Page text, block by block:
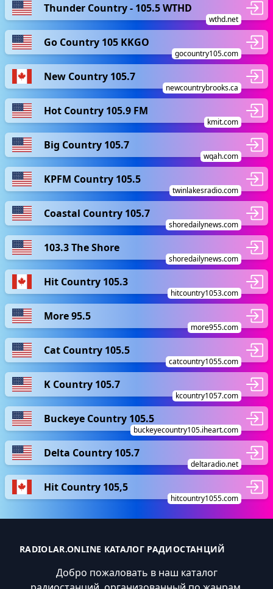
Thunder Country - 105.5 WTHD
wthd.net
Go Country 105 KKGO
gocountry105.com
New Country 105.7
newcountrybrooks.ca
Hot Country 105.9 FM
kmit.com
Big Country 105.7
wqah.com
KPFM Country 105.5
twinlakesradio.com
Coastal Country 105.7
shoredailynews.com
103.3 The Shore
shoredailynews.com
Hit Country 105.3
hitcountry1053.com
More 95.5
more955.com
Cat Country 105.5
catcountry1055.com
K Country 105.7
kcountry1057.com
Buckeye Country 105.5
buckeyecountry105.iheart.com
Delta Country 105.7
deltaradio.net
Hit Country 105,5
hitcountry1055.com
RADIOLAR.ONLINE КАТАЛОГ РАДИОСТАНЦИЙ
Добро пожаловать в наш каталог